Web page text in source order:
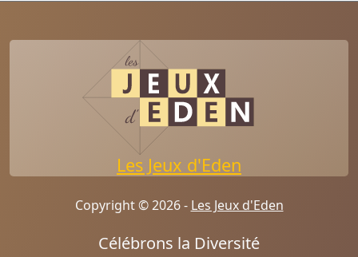
Les Jeux d'Eden
Copyright © 2026 - Les Jeux d'Eden
Célébrons la Diversité